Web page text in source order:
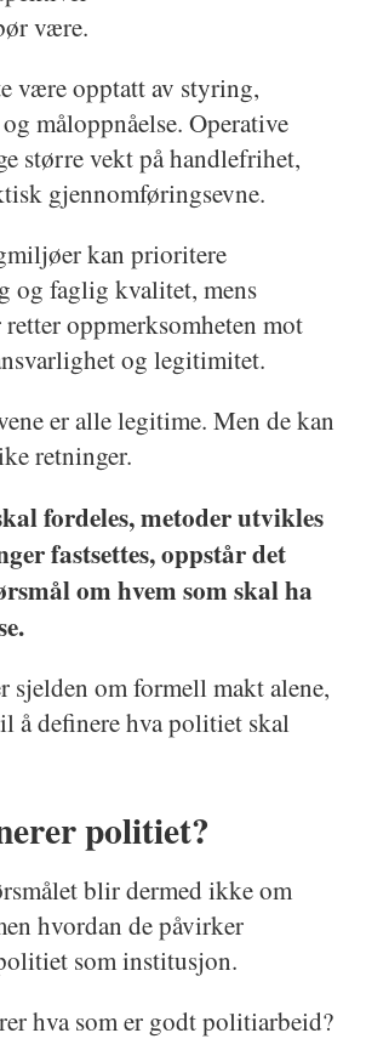
være.
være opptatt av styring,
måloppnåelse. Operative
større vekt på handlefrihet,
gjennomføringsevne.
kan prioritere
og faglig kvalitet, mens
oppmerksomheten mot
og legitimitet.
er alle legitime. Men de kan
retninger.
fordeles, metoder utvikles
fastsettes, oppstår det
om hvem som skal ha
sjelden om formell makt alene,
å definere hva politiet skal
politiet?
blir dermed ikke om
hvordan de påvirker
som institusjon.
hva som er godt politiarbeid?